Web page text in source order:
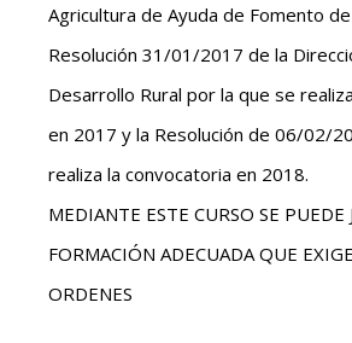
Agricultura de Ayuda de Fomento
Resolución 31/01/2017 de la
Desarrollo Rural por la que se
en 2017 y la Resolución de 06/02/
realiza la convocatoria en 2018.
MEDIANTE ESTE CURSO SE PUEDE
FORMACIÓN ADECUADA QUE
ORDENES